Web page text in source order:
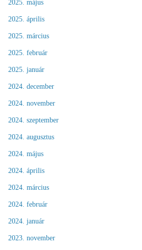
2025. május
2025. április
2025. március
2025. február
2025. január
2024. december
2024. november
2024. szeptember
2024. augusztus
2024. május
2024. április
2024. március
2024. február
2024. január
2023. november